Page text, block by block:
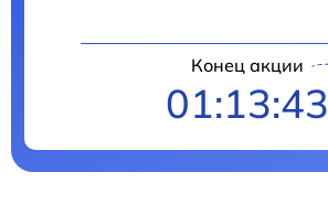
Конец акции
01:13:42